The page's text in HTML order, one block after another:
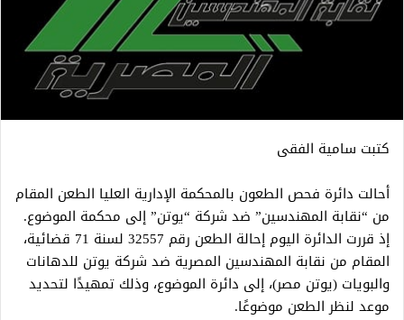
كتبت سامية الفقى
أحالت دائرة فحص الطعون بالمحكمة الإدارية العليا الطعن المقام
من “نقابة المهندسين” ضد شركة “يوتن” إلى محكمة الموضوع.
إذ قررت الدائرة اليوم إحالة الطعن رقم 32557 لسنة 71 قضائية،
المقام من نقابة المهندسين المصرية ضد شركة يوتن للدهانات
والبويات (يوتن مصر)، إلى دائرة الموضوع، وذلك تمهيدًا لتحديد
موعد لنظر الطعن موضوعًا.